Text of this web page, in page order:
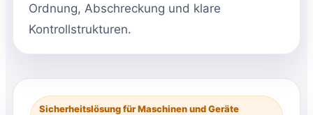
Ordnung, Abschreckung und klare
Kontrollstrukturen.
Sicherheitslösung für Maschinen und Geräte